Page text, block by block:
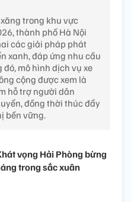
trong khu vực
thành phố Hà Nội
các giải pháp phát
xanh, đáp ứng nhu cầu
mô hình dịch vụ xe
cộng được xem là
hỗ trợ người dân
đồng thời thúc đẩy
bền vững.
vọng Hải Phòng bừng
trong sắc xuân